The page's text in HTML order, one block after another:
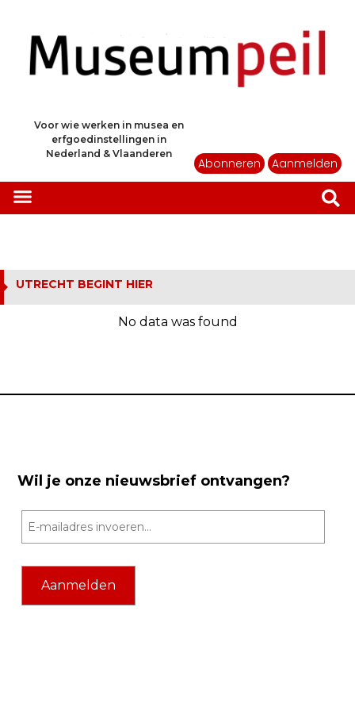
Voor wie werken in musea en
erfgoedinstellingen in
Nederland & Vlaanderen
Abonneren Aanmelden
UTRECHT BEGINT HIER
No data was found
Wil je onze nieuwsbrief ontvangen?